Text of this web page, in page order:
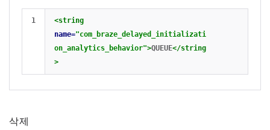
<string
name="com_braze_delayed_initializati
on_analytics_behavior">QUEUE</string
>
삭제